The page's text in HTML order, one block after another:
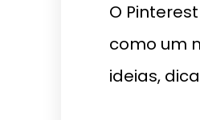
O
como um
ideias,